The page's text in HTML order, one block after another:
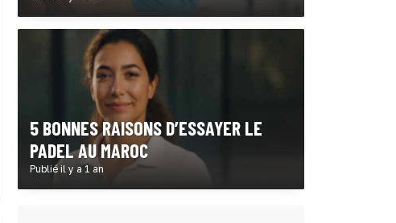
5 BONNES RAISONS D’ESSAYER LE
PADEL AU MAROC
Publié il y a 1 an